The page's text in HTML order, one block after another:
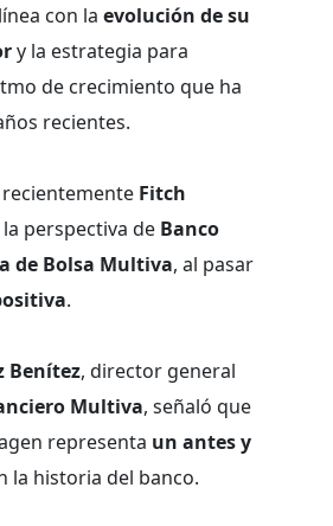
con la evolución de su
y la estrategia para
de crecimiento que ha
recientes.
Fitch
la perspectiva de Banco
de Bolsa Multiva, al pasar
.
Benítez, director general
Multiva, señaló que
representa un antes y
la historia del banco.